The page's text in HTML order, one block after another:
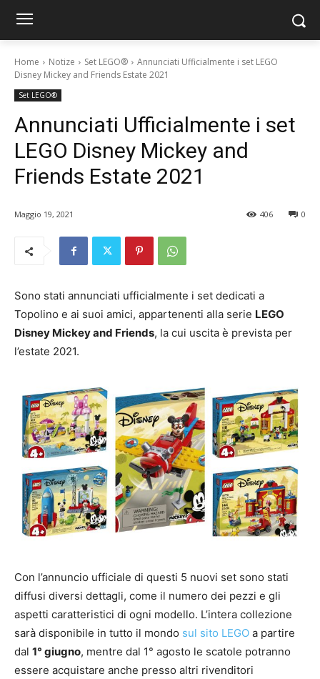
Home Notize Set LEGO®
Annunciati Ufficialmente i set LEGO
Disney Mickey and Friends Estate 2021
Set LEGO®
Annunciati Ufficialmente i set
LEGO Disney Mickey and
Friends Estate 2021
Maggio 19, 2021 0
406
Sono stati annunciati ufficialmente i set dedicati a
Topolino e ai suoi amici, appartenenti alla serie LEGO
Disney Mickey and Friends, la cui uscita è prevista per
l’estate 2021.
Con l’annuncio ufficiale di questi 5 nuovi set sono stati
diffusi diversi dettagli, come il numero dei pezzi e gli
aspetti caratteristici di ogni modello. L’intera collezione
sarà disponibile in tutto il mondo sul sito LEGO a partire
dal 1° giugno, mentre dal 1° agosto le scatole potranno
essere acquistare anche presso altri rivenditori